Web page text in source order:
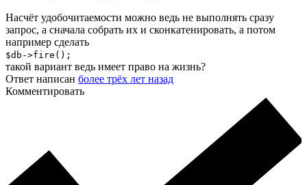
Насчёт удобочитаемости можно ведь не выполнять сразу
запрос, а сначала собрать их и сконкатенировать, а потом
например сделать
$db->fire();
такой вариант ведь имеет право на жизнь?
Ответ написан более трёх лет назад
Комментировать